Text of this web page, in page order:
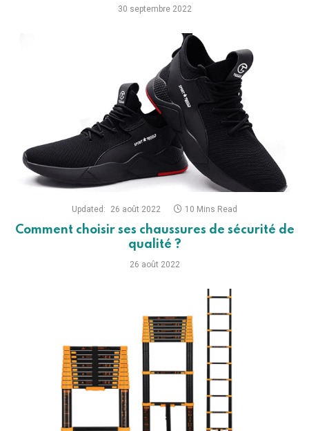
30 septembre 2022
Updated: 26 août 2022 10 Mins Read
Comment choisir ses chaussures de sécurité de
qualité ?
26 août 2022